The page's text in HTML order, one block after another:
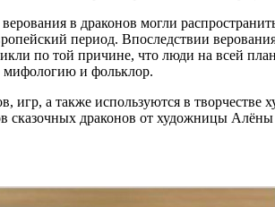
в драконов могли
период. Впоследствии
по той причине, что люди на всей
и фольклор.
а также используются в творчестве
сказочных драконов от художницы